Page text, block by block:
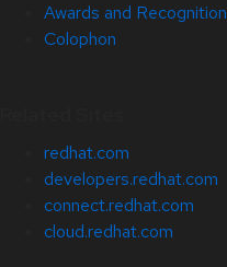
Awards and Recognition
Colophon
redhat.com
developers.redhat.com
connect.redhat.com
cloud.redhat.com